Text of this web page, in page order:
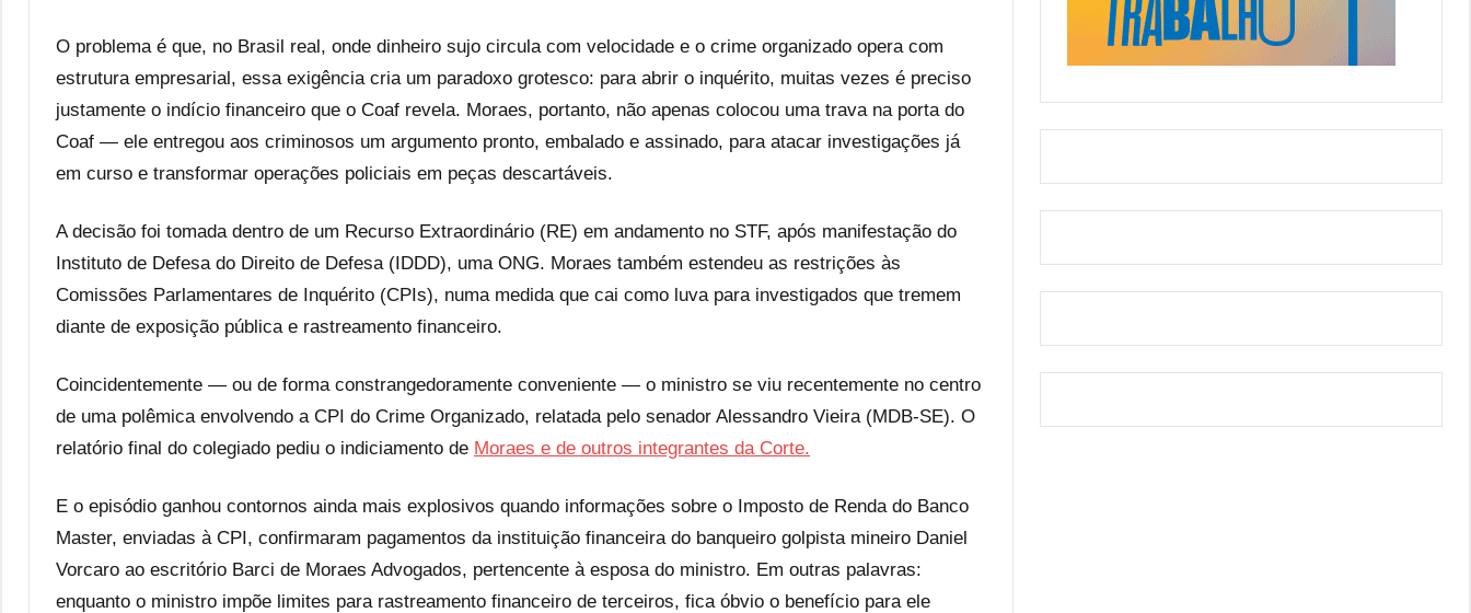
O problema é que, no Brasil real, onde dinheiro sujo circula com velocidade e o crime organizado opera com
estrutura empresarial, essa exigência cria um paradoxo grotesco: para abrir o inquérito, muitas vezes é preciso
justamente o indício financeiro que o Coaf revela. Moraes, portanto, não apenas colocou uma trava na porta do
Coaf — ele entregou aos criminosos um argumento pronto, embalado e assinado, para atacar investigações já
em curso e transformar operações policiais em peças descartáveis.
A decisão foi tomada dentro de um Recurso Extraordinário (RE) em andamento no STF, após manifestação do
Instituto de Defesa do Direito de Defesa (IDDD), uma ONG. Moraes também estendeu as restrições às
Comissões Parlamentares de Inquérito (CPIs), numa medida que cai como luva para investigados que tremem
diante de exposição pública e rastreamento financeiro.
Coincidentemente — ou de forma constrangedoramente conveniente — o ministro se viu recentemente no centro
de uma polêmica envolvendo a CPI do Crime Organizado, relatada pelo senador Alessandro Vieira (MDB-SE). O
relatório final do colegiado pediu o indiciamento de Moraes e de outros integrantes da Corte.
E o episódio ganhou contornos ainda mais explosivos quando informações sobre o Imposto de Renda do Banco
Master, enviadas à CPI, confirmaram pagamentos da instituição financeira do banqueiro golpista mineiro Daniel
Vorcaro ao escritório Barci de Moraes Advogados, pertencente à esposa do ministro. Em outras palavras:
enquanto o ministro impõe limites para rastreamento financeiro de terceiros, fica óbvio o benefício para ele